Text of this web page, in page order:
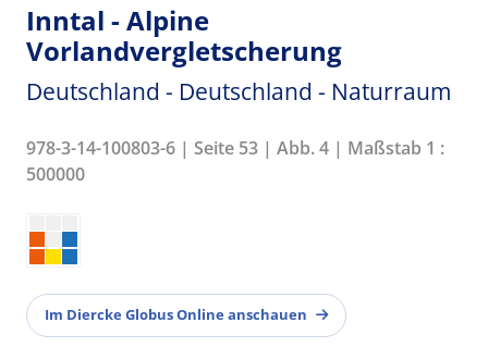
Inntal - Alpine
Vorlandvergletscherung
Deutschland - Deutschland - Naturraum
978-3-14-100803-6 | Seite 53 | Abb. 4 | Maßstab 1 :
500000
Im Diercke Globus Online anschauen